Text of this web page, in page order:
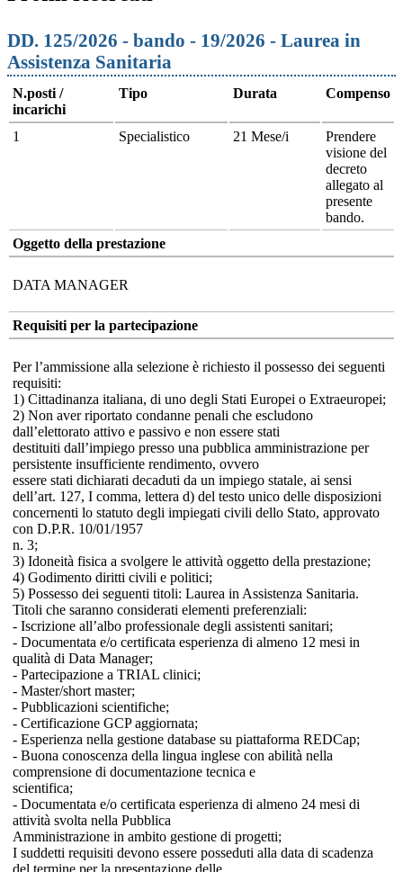
DD. 125/2026 - bando - 19/2026 - Laurea in
Assistenza Sanitaria
N.posti /
incarichi
Tipo Durata Compenso
1 Specialistico 21 Mese/i
Prendere
visione del
decreto
allegato al
presente
bando.
Oggetto della prestazione
DATA MANAGER
Requisiti per la partecipazione
Per l’ammissione alla selezione è richiesto il possesso dei seguenti
requisiti:
1) Cittadinanza italiana, di uno degli Stati Europei o Extraeuropei;
2) Non aver riportato condanne penali che escludono
dall’elettorato attivo e passivo e non essere stati
destituiti dall’impiego presso una pubblica amministrazione per
persistente insufficiente rendimento, ovvero
essere stati dichiarati decaduti da un impiego statale, ai sensi
dell’art. 127, I comma, lettera d) del testo unico delle disposizioni
concernenti lo statuto degli impiegati civili dello Stato, approvato
con D.P.R. 10/01/1957
n. 3;
3) Idoneità fisica a svolgere le attività oggetto della prestazione;
4) Godimento diritti civili e politici;
5) Possesso dei seguenti titoli: Laurea in Assistenza Sanitaria.
Titoli che saranno considerati elementi preferenziali:
- Iscrizione all’albo professionale degli assistenti sanitari;
- Documentata e/o certificata esperienza di almeno 12 mesi in
qualità di Data Manager;
- Partecipazione a TRIAL clinici;
- Master/short master;
- Pubblicazioni scientifiche;
- Certificazione GCP aggiornata;
- Esperienza nella gestione database su piattaforma REDCap;
- Buona conoscenza della lingua inglese con abilità nella
comprensione di documentazione tecnica e
scientifica;
- Documentata e/o certificata esperienza di almeno 24 mesi di
attività svolta nella Pubblica
Amministrazione in ambito gestione di progetti;
I suddetti requisiti devono essere posseduti alla data di scadenza
del termine per la presentazione delle